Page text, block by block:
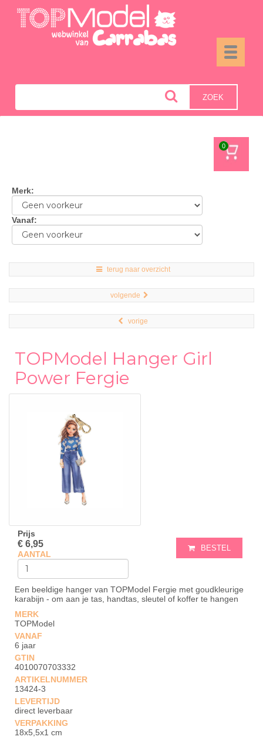
Toggle
ZOEK
0
Merk:
Vanaf:
terug naar overzicht
volgende
vorige
TOPModel Hanger Girl
Power Fergie
Prijs
€ 6,95
AANTAL
BESTEL
Een beeldige hanger van TOPModel Fergie met goudkleurige
karabijn - om aan je tas, handtas, sleutel of koffer te hangen
MERK
TOPModel
VANAF
6 jaar
GTIN
4010070703332
ARTIKELNUMMER
13424-3
LEVERTIJD
direct leverbaar
VERPAKKING
18x5,5x1 cm